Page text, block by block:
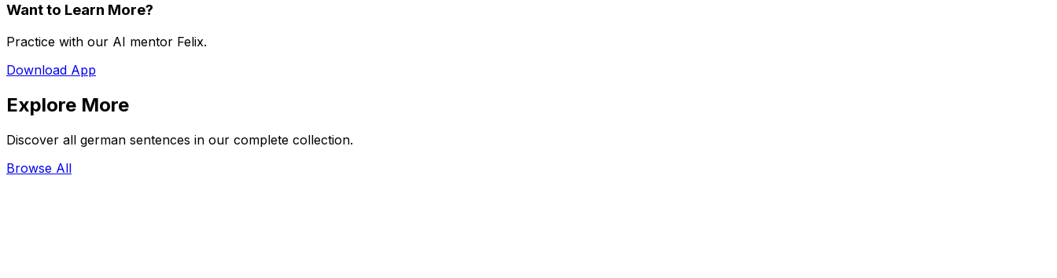
Want to Learn More?
Practice with our AI mentor Felix.
Download App
Explore More
Discover all german sentences in our complete collection.
Browse All